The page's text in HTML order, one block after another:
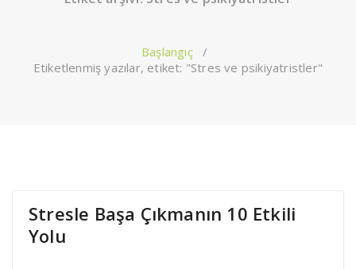
Başlangıç/
Etiketlenmiş yazılar, etiket: "Stres ve psikiyatristler"
Stresle Başa Çıkmanın 10 Etkili
Yolu